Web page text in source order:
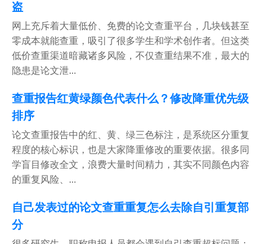
盗
网上充斥着大量低价、免费的论文查重平台，几块钱甚至
零成本就能查重，吸引了很多学生和学术创作者。但这类
低价查重渠道暗藏诸多风险，不仅查重结果不准，最大的
隐患是论文泄...
查重报告红黄绿颜色代表什么？修改降重优先级
排序
论文查重报告中的红、黄、绿三色标注，是系统区分重复
程度的核心标识，也是大家降重修改的重要依据。很多同
学盲目修改全文，浪费大量时间精力，其实不同颜色内容
的重复风险、...
自己发表过的论文查重重复怎么去除自引重复部
分